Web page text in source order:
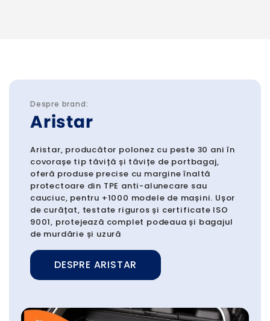
Despre brand:
Aristar
Aristar, producător polonez cu peste 30 ani în
covorașe tip tăviță și tăvițe de portbagaj,
oferă produse precise cu margine înaltă
protectoare din TPE anti-alunecare sau
cauciuc, pentru +1000 modele de mașini. Ușor
de curățat, testate riguros și certificate ISO
9001, protejează complet podeaua și bagajul
de murdărie și uzură
DESPRE ARISTAR